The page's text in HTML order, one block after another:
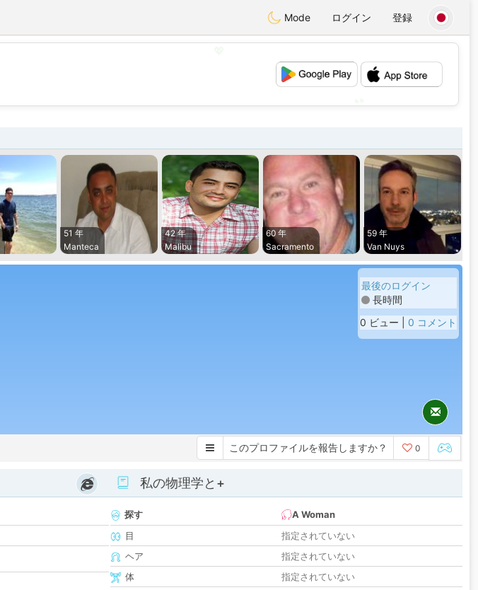
Mode ログイン 登録
💕
51 年
Manteca
42 年
Malibu
60 年
Sacramento
59 年
Van Nuys
最後のログイン
長時間
0 ビュー | 0 コメント
このプロファイルを報告しますか？ 0
私の物理学と+
探す
A Woman
目
指定されていない
ヘア
指定されていない
体
指定されていない